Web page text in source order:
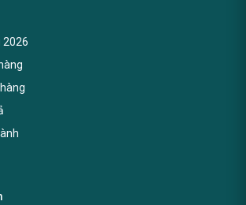
2026